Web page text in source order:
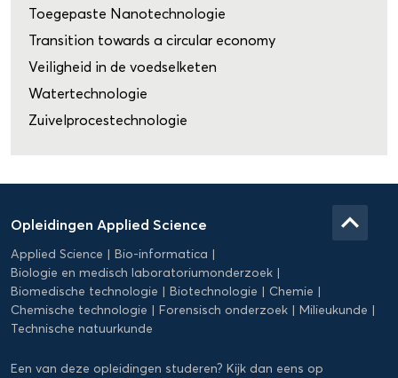
Toegepaste Nanotechnologie
Transition towards a circular economy
Veiligheid in de voedselketen
Watertechnologie
Zuivelprocestechnologie
Applied
Science
Opleidingen Applied Science
Applied Science
Bio-informatica
Biologie en medisch laboratoriumonderzoek
Biomedische technologie
Biotechnologie
Chemie
Chemische technologie
Forensisch onderzoek
Milieukunde
Technische natuurkunde
Een van deze opleidingen studeren? Kijk dan eens op
keyboard_arrow_up